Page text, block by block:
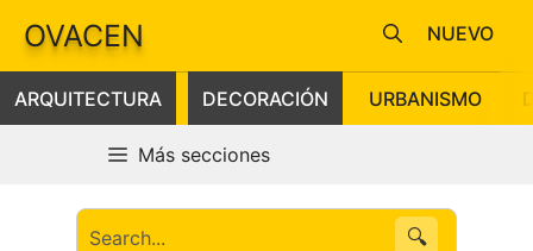
Saltar
contenido
OVACEN
ARQUITECTURA DECORACIÓN URBANISMO
NUEVO
Más secciones
🔍